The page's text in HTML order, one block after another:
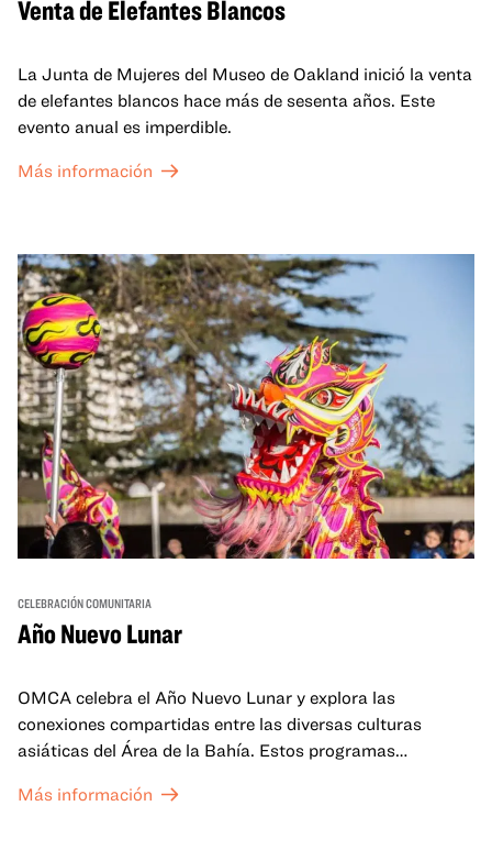
Venta de Elefantes Blancos
La Junta de Mujeres del Museo de Oakland inició la venta
de elefantes blancos hace más de sesenta años. Este
evento anual es imperdible.
Más información
CELEBRACIÓN COMUNITARIA
Año Nuevo Lunar
OMCA celebra el Año Nuevo Lunar y explora las
conexiones compartidas entre las diversas culturas
asiáticas del Área de la Bahía. Estos programas
celebran y honran las tradiciones del Año Nuevo Lunar a
Más información